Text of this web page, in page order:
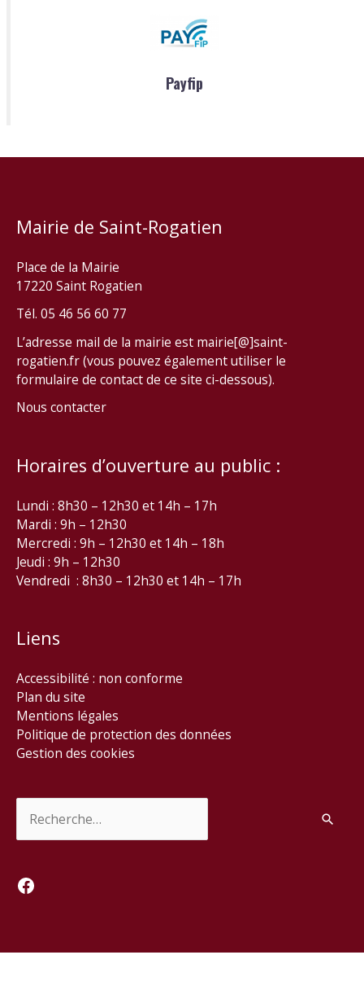
Payfip
Mairie de Saint-Rogatien
Place de la Mairie
17220 Saint Rogatien
Tél. 05 46 56 60 77
L’adresse mail de la mairie est mairie[@]saint-
rogatien.fr (vous pouvez également utiliser le
formulaire de contact de ce site ci-dessous).
Nous contacter
Horaires d’ouverture au public :
Lundi : 8h30 – 12h30 et 14h – 17h
Mardi : 9h – 12h30
Mercredi : 9h – 12h30 et 14h – 18h
Jeudi : 9h – 12h30
Vendredi : 8h30 – 12h30 et 14h – 17h
Liens
Accessibilité : non conforme
Plan du site
Mentions légales
Politique de protection des données
Gestion des cookies
Facebook